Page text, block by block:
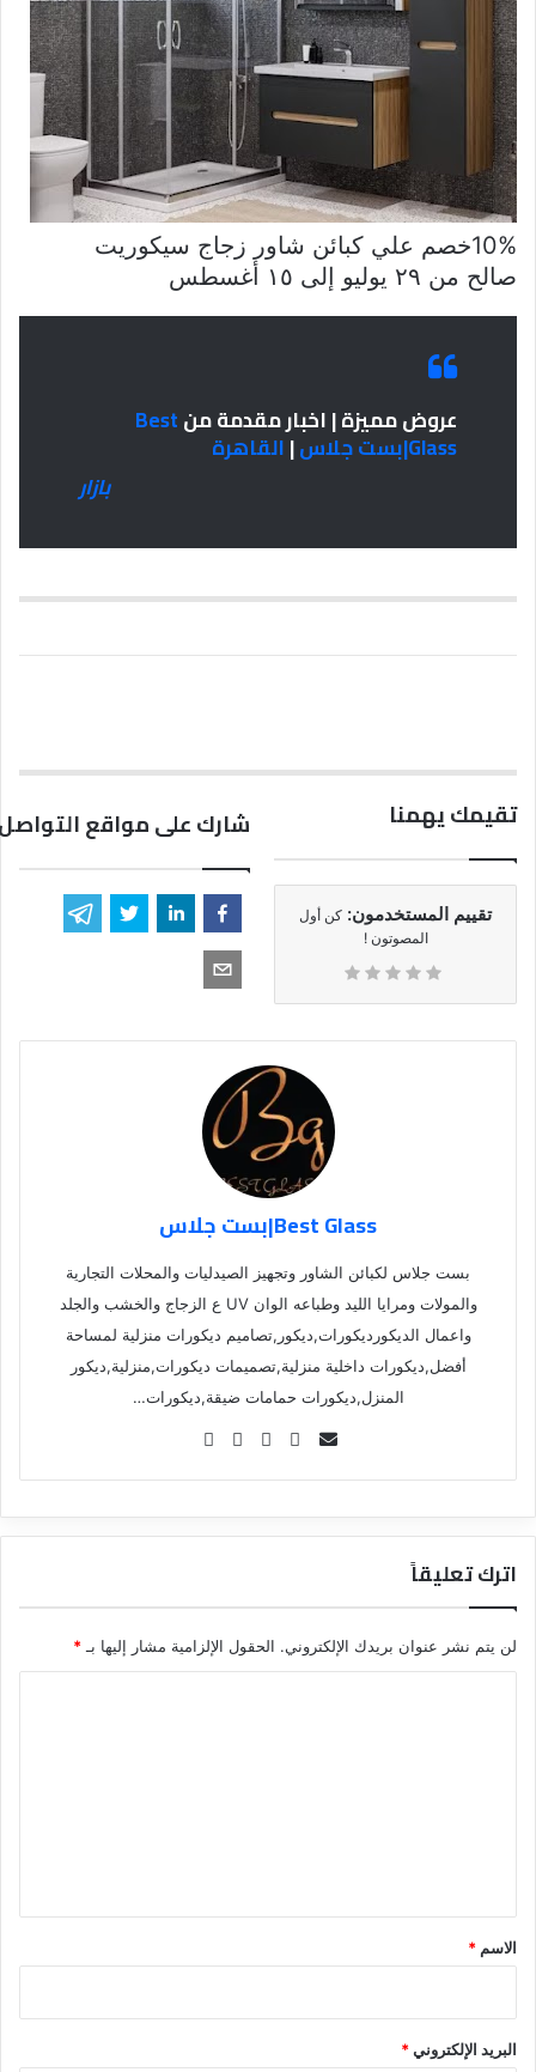
10%خصم علي كبائن شاور زجاج سيكوريت
صالح من ٢٩ يوليو إلى ١٥ أغسطس
عروض مميزة | اخبار مقدمة منBest
Glass|بست جلاس |القاهرة
بازار
تقيمك يهمنا
تقييم المستخدمون: كن أول
المصوتون !
شارك على مواقع
Best Glass|بست جلاس
بست جلاس لكبائن الشاور وتجهيز الصيدليات والمحلات التجارية
والمولات ومرايا الليد وطباعه الوان UV ع الزجاج والخشب والجلد
واعمال الديكورديكورات,ديكور,تصاميم ديكورات منزلية لمساحة
أفضل,ديكورات داخلية منزلية,تصميمات ديكورات,منزلية,ديكور
المنزل,ديكورات حمامات ضيقة,ديكورات…
Se
em
اترك تعليقاً
لن يتم نشر عنوان بريدك الإلكتروني. الحقول الإلزامية مشار إليها بـ *
*
الاسم *
البريد الإلكتروني*